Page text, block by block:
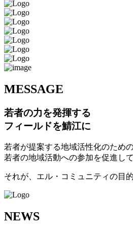
MESSAGE
若者の力を発揮する
フィールドを鯖江に
若者が提案する地域活性化のため
若者の地域活動への参加を促進し
それが、エル・コミュニティの目的
NEWS